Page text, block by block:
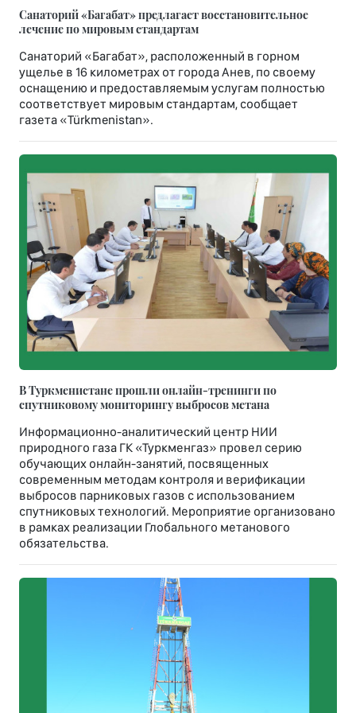
Санаторий «Багабат» предлагает восстановительное
лечение по мировым стандартам
Санаторий «Багабат», расположенный в горном
ущелье в 16 километрах от города Анев, по своему
оснащению и предоставляемым услугам полностью
соответствует мировым стандартам, сообщает
газета «Türkmenistan».
В Туркменистане прошли онлайн-тренинги по
спутниковому мониторингу выбросов метана
Информационно-аналитический центр НИИ
природного газа ГК «Туркменгаз» провел серию
обучающих онлайн-занятий, посвященных
современным методам контроля и верификации
выбросов парниковых газов с использованием
спутниковых технологий. Мероприятие организовано
в рамках реализации Глобального метанового
обязательства.